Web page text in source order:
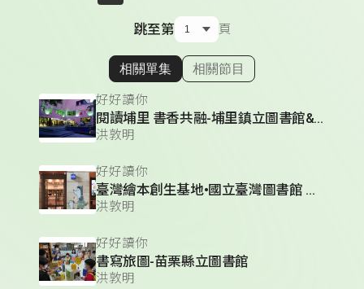
跳至第 頁
顯示相關單集
相關單集 相關節目
好好讀你
閱讀埔里 書香共融-埔里鎮立圖書館&籃城書房
洪敦明
好好讀你
臺灣繪本創生基地•國立臺灣圖書館 親子資料中心
洪敦明
好好讀你
書寫旅圖-苗栗縣立圖書館
洪敦明